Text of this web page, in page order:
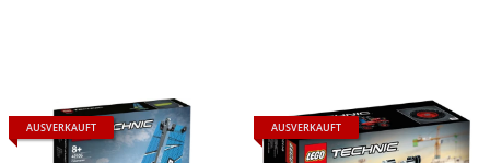
AUSVERKAUFT AUSVERKAUFT